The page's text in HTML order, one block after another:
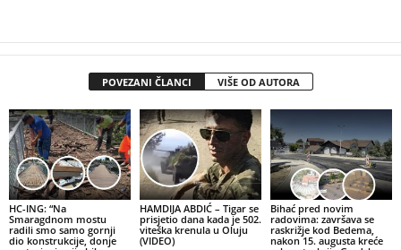
POVEZANI ČLANCI VIŠE OD AUTORA
HC-ING: “Na
Smaragdnom mostu
radili smo samo gornji
dio konstrukcije, donje
HAMDIJA ABDIĆ – Tigar se
prisjetio dana kada je 502.
viteška krenula u Oluju
(VIDEO)
Bihać pred novim
radovima: završava se
raskrižje kod Bedema,
nakon 15. augusta kreće